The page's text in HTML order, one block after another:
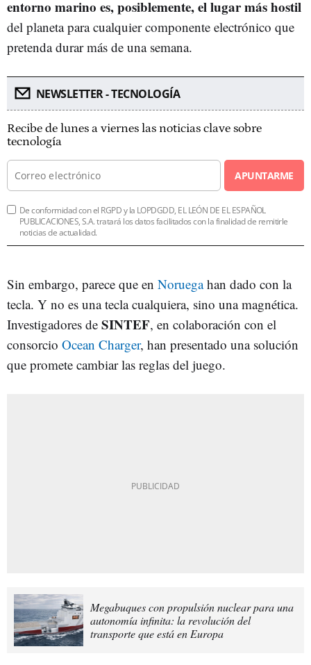
entorno marino es, posiblemente, el lugar más hostil
del planeta para cualquier componente electrónico que
pretenda durar más de una semana.
NEWSLETTER - TECNOLOGÍA
Recibe de lunes a viernes las noticias clave sobre
tecnología
APUNTARME
De conformidad con el RGPD y la LOPDGDD, EL LEÓN DE EL ESPAÑOL
PUBLICACIONES, S.A. tratará los datos facilitados con la finalidad de remitirle
noticias de actualidad.
Sin embargo, parece que en Noruegahan dado con la
tecla. Y no es una tecla cualquiera, sino una magnética.
Investigadores de SINTEF, en colaboración con el
consorcio Ocean Charger, han presentado una solución
que promete cambiar las reglas del juego.
Megabuques con propulsión nuclear para una
autonomía infinita: la revolución del
transporte que está en Europa